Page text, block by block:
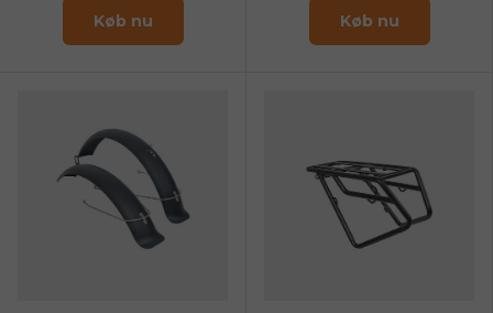
Køb nu Køb nu